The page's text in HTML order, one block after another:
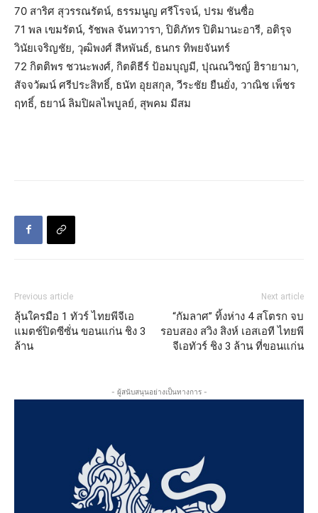
70 สาริศ สุวรรณรัตน์, ธรรมนูญ ศรีโรจน์, ปรม ชันซื่อ
71 พล เขมรัตน์, รัชพล จันทวารา, ปิติภัทร ปิติมานะอารี, อติรุจ
วินัยเจริญชัย, วุฒิพงศ์ สีหพันธ์, ธนกร ทิพยจันทร์
72 กิตติพร ชวนะพงศ์, กิตติธีร์ ป้อมบุญมี, ปุณณวิชญ์ ฮิรายามา,
สัจจวัฒน์ ศรีประสิทธิ์, ธนัท อุยสกุล, วีระชัย ยืนยั่ง, วาณิช เพ็ชร
ฤทธิ์, ธยาน์ ลิมปิผลไพบูลย์, สุพคม มีสม
Previous article
ลุ้นใครมือ 1 ทัวร์ ไทยพีจีเอ
แมตช์ปิดซีซั่น ขอนแก่น ชิง 3
ล้าน
Next article
“กัมลาศ” ทิ้งห่าง 4 สโตรก จบ
รอบสอง สวิง สิงห์ เอสเอที ไทยพี
จีเอทัวร์ ชิง 3 ล้าน ที่ขอนแก่น
- ผู้สนับสนุนอย่างเป็นทางการ -